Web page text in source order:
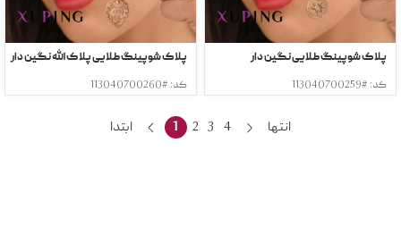
پلاک شوپینگ طلایی نگین دار
کد: #113040700259
پلاک شوپینگ طلایی پلاک الله نگین دار
کد: #113040700260
ابتدا 1 2 3 4 انتها